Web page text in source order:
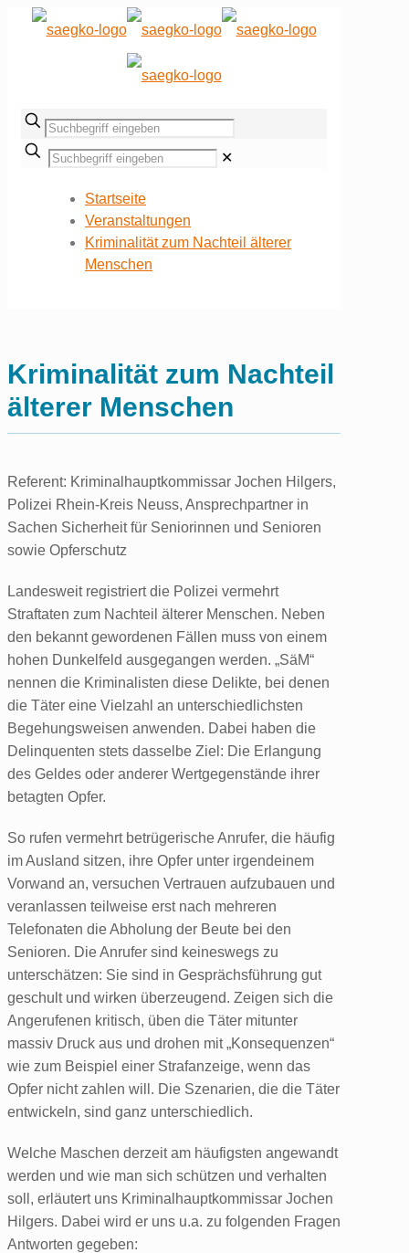
✕
Startseite
Veranstaltungen
Kriminalität zum Nachteil älterer
Menschen
Kriminalität zum Nachteil
älterer Menschen
Referent: Kriminalhauptkommissar Jochen Hilgers,
Polizei Rhein-Kreis Neuss, Ansprechpartner in
Sachen Sicherheit für Seniorinnen und Senioren
sowie Opferschutz
Landesweit registriert die Polizei vermehrt
Straftaten zum Nachteil älterer Menschen. Neben
den bekannt gewordenen Fällen muss von einem
hohen Dunkelfeld ausgegangen werden. „SäM“
nennen die Kriminalisten diese Delikte, bei denen
die Täter eine Vielzahl an unterschiedlichsten
Begehungsweisen anwenden. Dabei haben die
Delinquenten stets dasselbe Ziel: Die Erlangung
des Geldes oder anderer Wertgegenstände ihrer
betagten Opfer.
So rufen vermehrt betrügerische Anrufer, die häufig
im Ausland sitzen, ihre Opfer unter irgendeinem
Vorwand an, versuchen Vertrauen aufzubauen und
veranlassen teilweise erst nach mehreren
Telefonaten die Abholung der Beute bei den
Senioren. Die Anrufer sind keineswegs zu
unterschätzen: Sie sind in Gesprächsführung gut
geschult und wirken überzeugend. Zeigen sich die
Angerufenen kritisch, üben die Täter mitunter
massiv Druck aus und drohen mit „Konsequenzen“
wie zum Beispiel einer Strafanzeige, wenn das
Opfer nicht zahlen will. Die Szenarien, die die Täter
entwickeln, sind ganz unterschiedlich.
Welche Maschen derzeit am häufigsten angewandt
werden und wie man sich schützen und verhalten
soll, erläutert uns Kriminalhauptkommissar Jochen
Hilgers. Dabei wird er uns u.a. zu folgenden Fragen
Antworten gegeben: